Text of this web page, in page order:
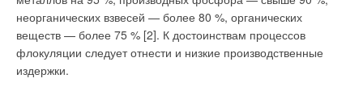
неорганических взвесей — более 80 %, органических
веществ — более 75 % [2]. К достоинствам процессов
флокуляции следует отнести и низкие производственные
издержки.
❏ для теплообменника в холодной среде будет иметь место:
❏ для всего циркуляционного кольца:
потребления или
выравнивания небаланса.
Переход на
индивидуальный учет
откроет целый ряд
Основной проблемой в этом
случае остается небаланс
расхода тепла по дому